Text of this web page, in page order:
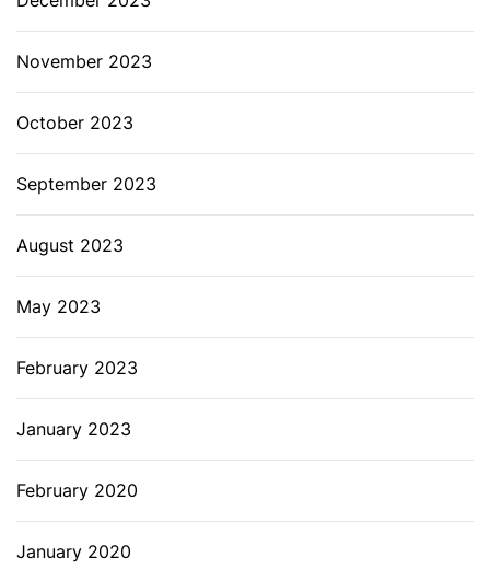
November 2023
October 2023
September 2023
August 2023
May 2023
February 2023
January 2023
February 2020
January 2020